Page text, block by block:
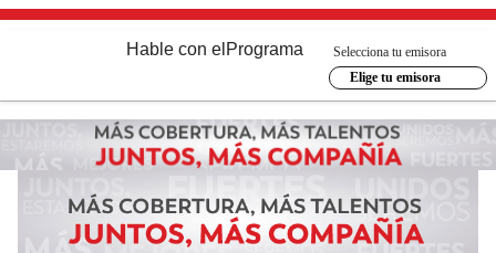
Hable con el Programa
Selecciona tu emisora
Elige tu emisora